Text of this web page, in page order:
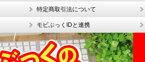
特定商取引法について
モビぶっくIDと連携